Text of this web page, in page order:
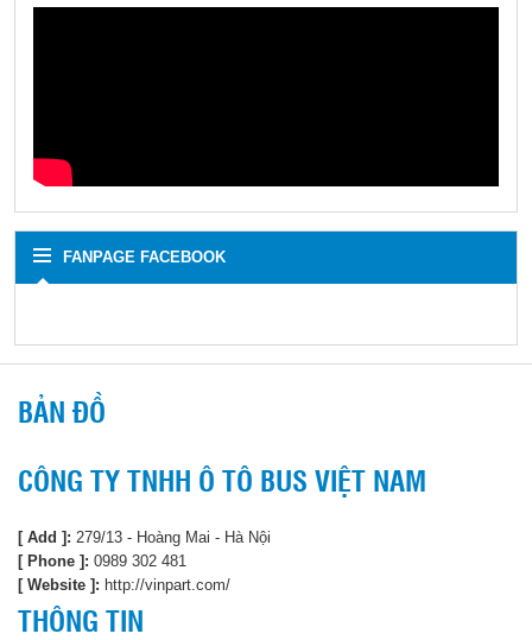
FANPAGE FACEBOOK
BẢN ĐỒ
CÔNG TY TNHH Ô TÔ BUS VIỆT NAM
[ Add ]: 279/13 - Hoàng Mai - Hà Nội
[ Phone ]: 0989 302 481
[ Website ]: http://vinpart.com/
THÔNG TIN